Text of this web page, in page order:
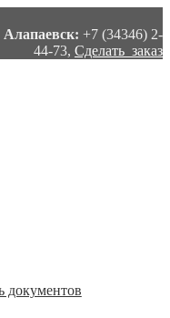
Алапаевск: +7 (34346) 2-
44-73, Сделать заказ
документов